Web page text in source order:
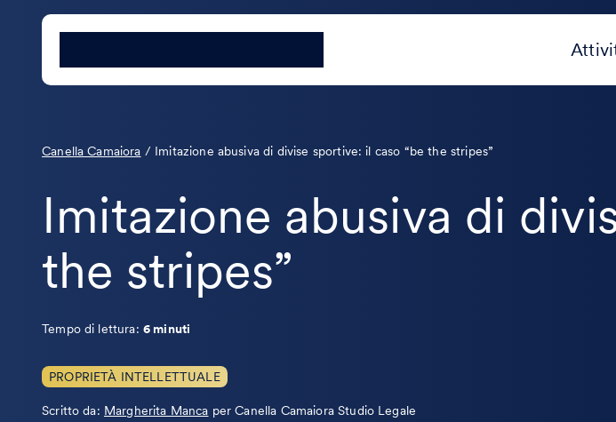
Canella Camaiora / Imitazione abusiva di divise sportive: il caso “be the stripes”
Imitazione abusiva di
the stripes”
Tempo di lettura: 6 minuti
PROPRIETÀ INTELLETTUALE
Scritto da: Margherita MancaLeggi
per Canella Camaiora Studio Legale